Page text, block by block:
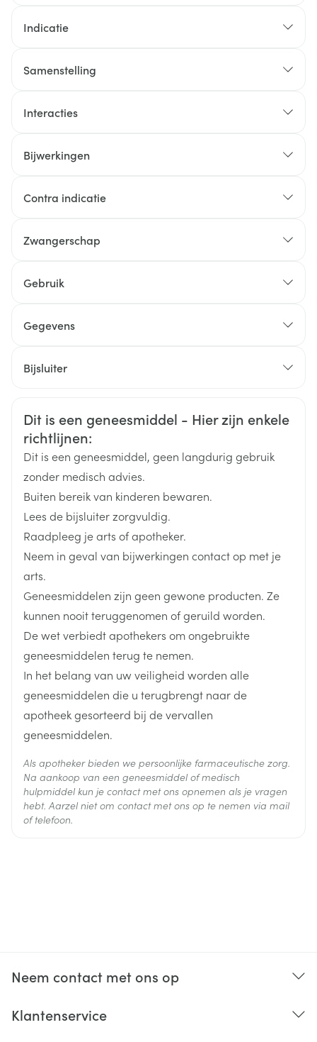
Indicatie
Wanneer uitsluitend orthopedagogie onvoldoende
Samenstelling
Interacties
Bijwerkingen
een psychopathische of
borderlinepersoonlijkheidsstoornis,
schizofrenie wordt genoemd,
Contra indicatie
Zwangerschap
Gebruik
De dosis geleidelijk verhogen met 10 mg per week
's Ochtends innemen
Geheel innemen met drank of de capsulen
voorzichtig openen en de korreltjes op koud smeuïg
voedsel verdelen (bv. appelmoes) en onmiddellijk
innemen
De capsules en/of hun inhoud mogen niet geplet,
gekauwd of gedeeld worden
Gegevens
Breedte
Lengte 60 mm
Diepte
Hoeveelheid
Verpakking
30
Actieve
Ingrediënten
methylfenidaat hydrochloride
Behoud Kamertemperatuur (15°C - 25°C)
Bijsluiter
Veiligheidsinformatie
Dit is een geneesmiddel - Hier zijn enkele
richtlijnen:
Dit is een geneesmiddel, geen langdurig gebruik
zonder medisch advies.
Buiten bereik van kinderen bewaren.
Lees de bijsluiter zorgvuldig.
Raadpleeg je arts of apotheker.
Neem in geval van bijwerkingen contact op met je
arts.
Geneesmiddelen zijn geen gewone producten. Ze
kunnen nooit teruggenomen of geruild worden.
De wet verbiedt apothekers om ongebruikte
geneesmiddelen terug te nemen.
In het belang van uw veiligheid worden alle
geneesmiddelen die u terugbrengt naar de
apotheek gesorteerd bij de vervallen
geneesmiddelen.
Als apotheker bieden we persoonlijke farmaceutische zorg.
Na aankoop van een geneesmiddel of medisch
hulpmiddel kun je contact met ons opnemen als je vragen
hebt. Aarzel niet om contact met ons op te nemen via mail
of telefoon.
Neem contact met ons op
Klantenservice